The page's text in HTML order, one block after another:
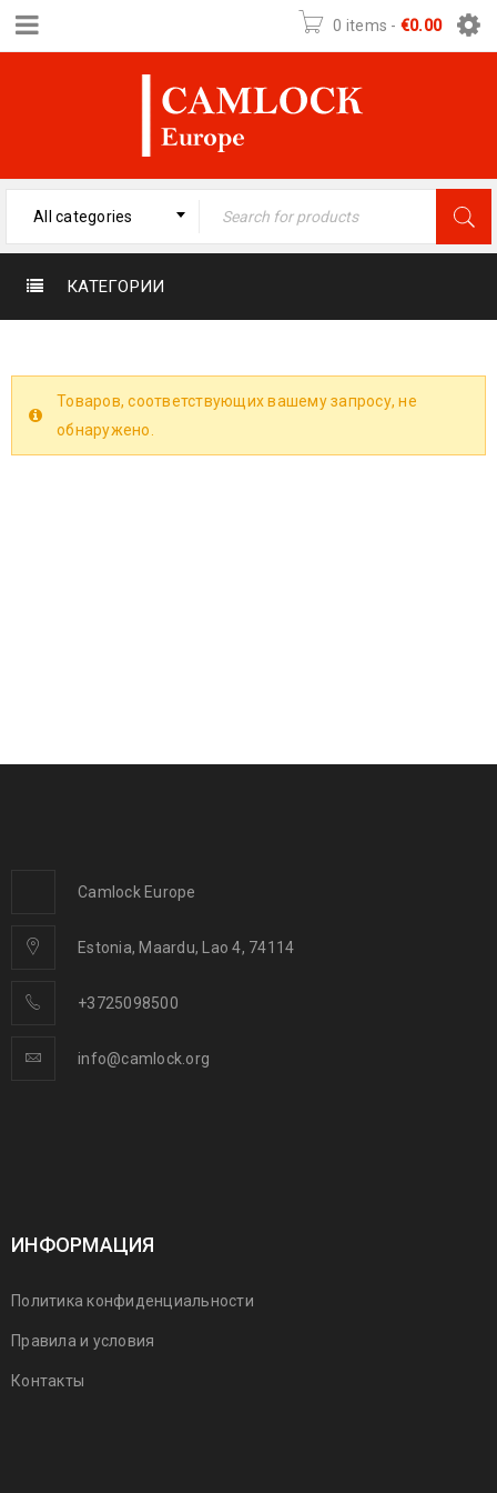
0 items - €0.00
All categories
КАТЕГОРИИ
Товаров, соответствующих вашему запросу, не
обнаружено.
Camlock Europe
Estonia, Maardu, Lao 4, 74114
+3725098500
info@camlock.org
ИНФОРМАЦИЯ
Политика конфиденциальности
Правила и условия
Контакты